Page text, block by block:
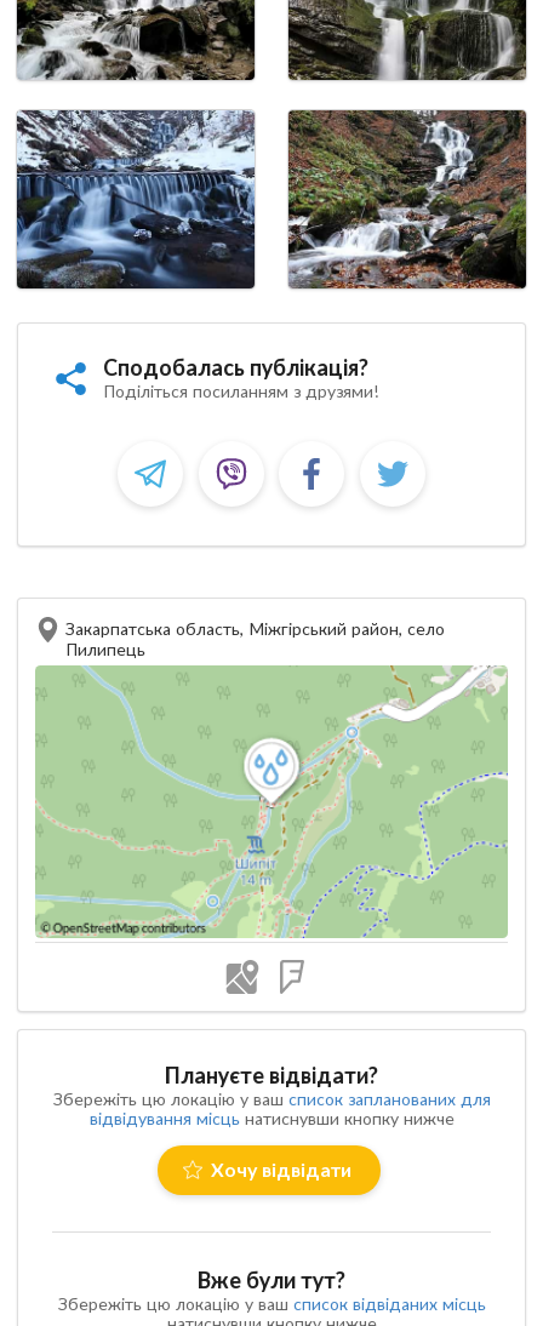
Сподобалась публікація?
Поділіться посиланням з друзями!
Закарпатська область, Міжгірський район, село
Пилипець
Плануєте відвідати?
Збережіть цю локацію у ваш список запланованих для
відвідування місць натиснувши кнопку нижче
Хочу відвідати
Вже були тут?
Збережіть цю локацію у ваш список відвіданих місць